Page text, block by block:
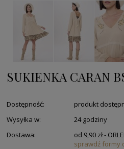
SUKIENKA CARAN
Dostępność:
produkt
Wysyłka w:
24 godziny
Dostawa:
od 9,90 zł-
sprawdź formy